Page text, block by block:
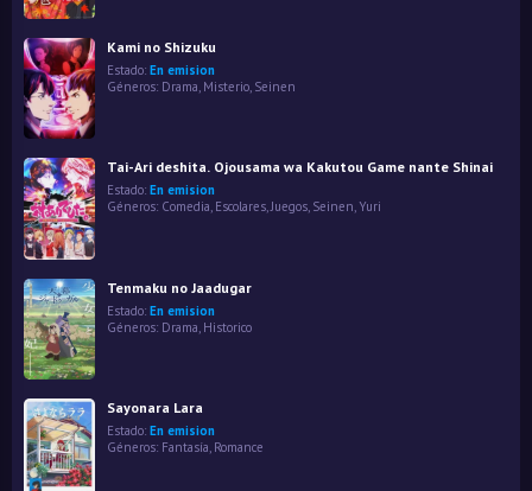
Kami no Shizuku
Estado: En emision
Géneros: Drama, Misterio, Seinen
Tai-Ari deshita. Ojousama wa Kakutou Game nante Shinai
Estado: En emision
Géneros: Comedia, Escolares,Juegos, Seinen,Yuri
Tenmaku no Jaadugar
Estado: En emision
Géneros: Drama Historico
Sayonara Lara
Estado: En emision
Géneros: Fantasía, Romance